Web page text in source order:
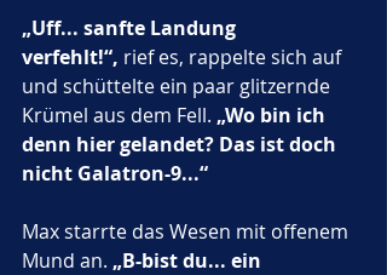
„Uff... sanfte Landung
verfehlt!“, rief es, rappelte sich auf
und schüttelte ein paar glitzernde
Krümel aus dem Fell. „Wo bin ich
denn hier gelandet? Das ist doch
nicht Galatron-9...“
Max starrte das Wesen mit offenem
Mund an. „B-bist du... ein